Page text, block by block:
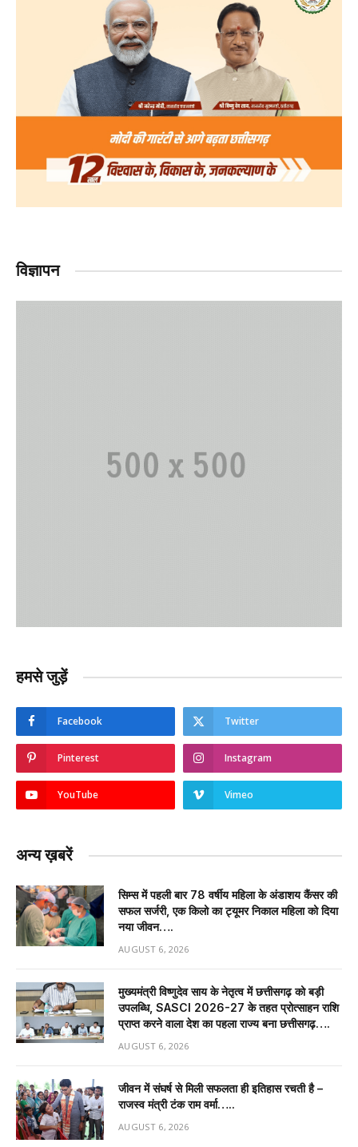
विज्ञापन
हमसे जुड़ें
Facebook Twitter
Pinterest Instagram
YouTube Vimeo
अन्य ख़बरें
सिम्स में पहली बार 78 वर्षीय महिला के अंडाशय कैंसर की
सफल सर्जरी, एक किलो का ट्यूमर निकाल महिला को दिया
नया जीवन….
AUGUST 6, 2026
मुख्यमंत्री विष्णुदेव साय के नेतृत्व में छत्तीसगढ़ को बड़ी
उपलब्धि, SASCI 2026-27 के तहत प्रोत्साहन राशि
प्राप्त करने वाला देश का पहला राज्य बना छत्तीसगढ़….
AUGUST 6, 2026
जीवन में संघर्ष से मिली सफलता ही इतिहास रचती है –
राजस्व मंत्री टंक राम वर्मा…..
AUGUST 6, 2026